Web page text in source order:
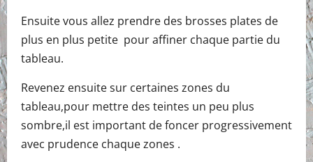
Ensuite vous allez prendre des brosses plates de
plus en plus petite pour affiner chaque partie du
tableau.
Revenez ensuite sur certaines zones du
tableau,pour mettre des teintes un peu plus
sombre,il est important de foncer progressivement
avec prudence chaque zones .